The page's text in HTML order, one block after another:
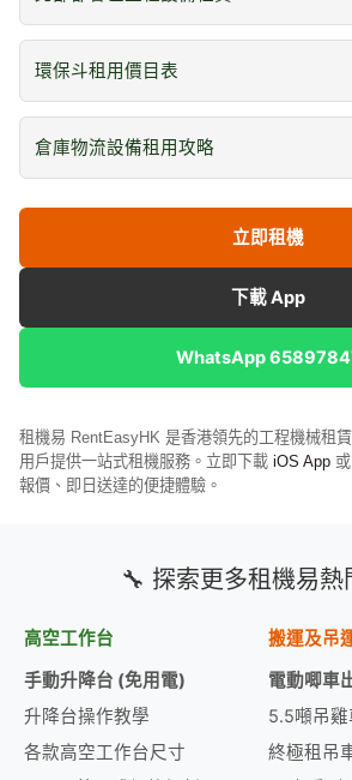
環保斗租用價目表
倉庫物流設備租用攻略
立即租機
下載 App
WhatsApp
租機易 RentEasyHK 是香港領先的工程機械租
用戶提供一站式租機服務。立即下載 iOS App 或
報價、即日送達的便捷體驗。
🔧 探索更多租機易熱
高空工作台
手動升降台 (免用電)
升降台操作教學
各款高空工作台尺寸
搬運及吊
電動唧車
5.5噸吊
終極租吊